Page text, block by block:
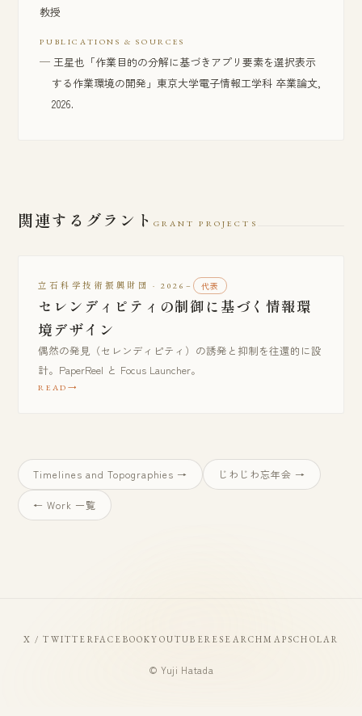
教授
PUBLICATIONS & SOURCES
王星也「作業目的の分解に基づきアプリ要素を選択表示
する作業環境の開発」東京大学電子情報工学科 卒業論文,
2026.
関連するグラント GRANT PROJECTS
立石科学技術振興財団 · 2026– 代表
セレンディピティの制御に基づく情報環
境デザイン
偶然の発見（セレンディピティ）の誘発と抑制を往還的に設
計。PaperReel と Focus Launcher。
READ
Timelines and Topographies → じわじわ忘年会 →
← Work 一覧
X / TWITTERFACEBOOKYOUTUBERESEARCHMAPSCHOLAR
© Yuji Hatada